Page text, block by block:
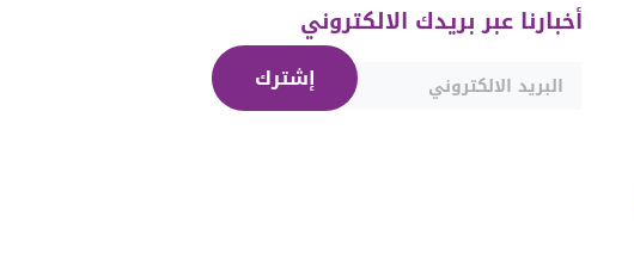
أخبارنا عبر بريدك الالكتروني
إشترك